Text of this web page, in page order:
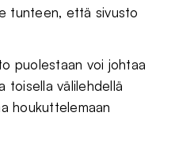
tunteen, että sivusto
puolestaan voi johtaa
toisella välilehdellä
houkuttelemaan